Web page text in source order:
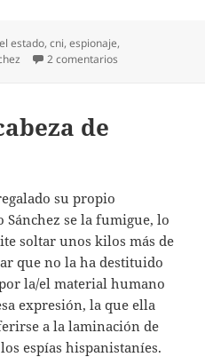
estado,cni,espionaje,
2 comentarios
de
su propio
se la fumigue, lo
soltar unos kilos más de
que no la ha destituido
la/el material humano
expresión, la que ella
a la laminación de
espías hispanistaníes.